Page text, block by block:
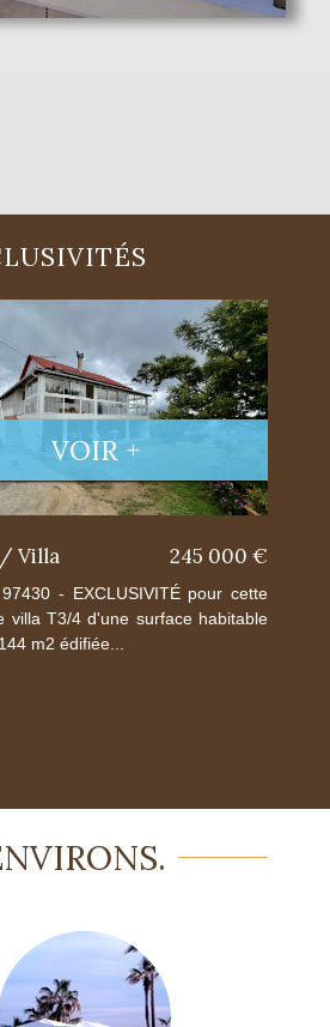
VOIR +
Villa 245 000 €
- EXCLUSIVITÉ pour cette
villa T3/4 d'une surface habitable
m2 édifiée...